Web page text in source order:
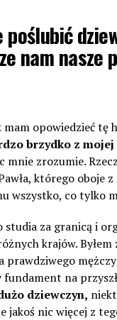
nam nasze
opowiedzieć tę
brzydko z mojej
mnie zrozumie.
którego oboje
wszystko, co tylko
studia za granicą i
krajów.
prawdziwego
na
dziewczyn,
jakoś nic więcej z